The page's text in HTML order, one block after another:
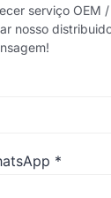
serviço OEM
nosso
*